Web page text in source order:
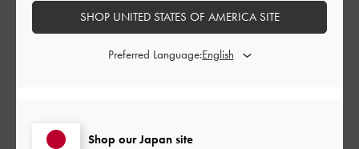
このレビューは役に立ちましたか？
Shop our Japan site
SHOP UNITED STATES OF AMERICA SITE
Preferred Language: